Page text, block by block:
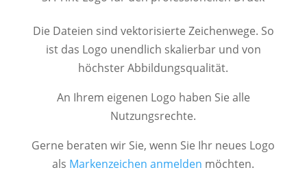
Die Dateien sind vektorisierte Zeichenwege. So
ist das Logo unendlich skalierbar und von
höchster Abbildungsqualität.
An Ihrem eigenen Logo haben Sie alle
Nutzungsrechte.
Gerne beraten wir Sie, wenn Sie Ihr neues Logo
als Markenzeichen anmelden möchten.